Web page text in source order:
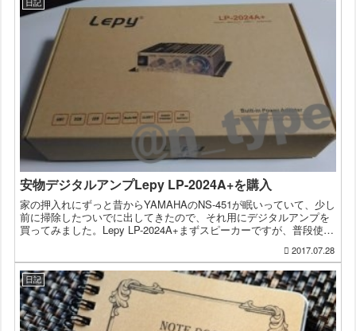
日記
安物デジタルアンプLepy LP-2024A+を購入
家の押入れにずっと昔からYAMAHAのNS-451が眠いっていて、少し
前に掃除したついでに出してきたので、それ用にデジタルアンプを
買ってみました。Lepy LP-2024A+まずスピーカーですが、普段使っ
2017.07.28
日記